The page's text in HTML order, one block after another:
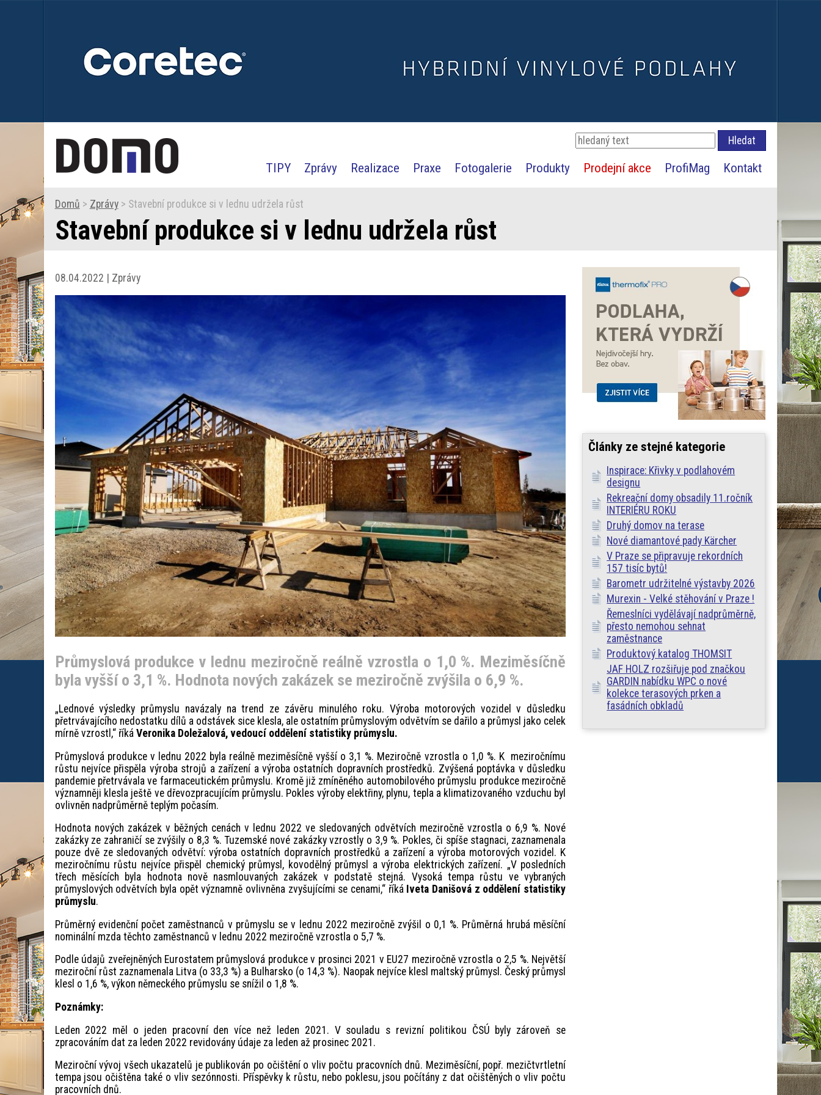
TIPY Zprávy Realizace Praxe Fotogalerie Produkty Prodejní akce ProfiMag Kontakt
Domů > Zprávy> Stavební produkce si v lednu udržela růst
Stavební produkce si v lednu udržela růst
Články ze stejné kategorie
Inspirace: Křivky v podlahovém
designu
Rekreační domy obsadily 11.ročník
INTERIÉRU ROKU
Druhý domov na terase
Nové diamantové pady Kärcher
V Praze se připravuje rekordních
157 tisíc bytů!
Barometr udržitelné výstavby 2026
Murexin - Velké stěhování v Praze !
Řemeslníci vydělávají nadprůměrně,
přesto nemohou sehnat
zaměstnance
Produktový katalog THOMSIT
JAF HOLZ rozšiřuje pod značkou
GARDIN nabídku WPC o nové
kolekce terasových prken a
fasádních obkladů
08.04.2022 | Zprávy
Průmyslová produkce v lednu meziročně reálně vzrostla o 1,0 %. Meziměsíčně
byla vyšší o 3,1 %. Hodnota nových zakázek se meziročně zvýšila o 6,9 %.
„Lednové výsledky průmyslu navázaly na trend ze závěru minulého roku. Výroba motorových vozidel v důsledku
přetrvávajícího nedostatku dílů a odstávek sice klesla, ale ostatním průmyslovým odvětvím se dařilo a průmysl jako celek
mírně vzrostl,“ říká Veronika Doležalová, vedoucí oddělení statistiky průmyslu.
Průmyslová produkce v lednu 2022 byla reálně meziměsíčně vyšší o 3,1 %. Meziročně vzrostla o 1,0 %. K meziročnímu
růstu nejvíce přispěla výroba strojů a zařízení a výroba ostatních dopravních prostředků. Zvýšená poptávka v důsledku
pandemie přetrvávala ve farmaceutickém průmyslu. Kromě již zmíněného automobilového průmyslu produkce meziročně
významněji klesla ještě ve dřevozpracujícím průmyslu. Pokles výroby elektřiny, plynu, tepla a klimatizovaného vzduchu byl
ovlivněn nadprůměrně teplým počasím.
Hodnota nových zakázek v běžných cenách v lednu 2022 ve sledovaných odvětvích meziročně vzrostla o 6,9 %. Nové
zakázky ze zahraničí se zvýšily o 8,3 %. Tuzemské nové zakázky vzrostly o 3,9 %. Pokles, či spíše stagnaci, zaznamenala
pouze dvě ze sledovaných odvětví: výroba ostatních dopravních prostředků a zařízení a výroba motorových vozidel. K
meziročnímu růstu nejvíce přispěl chemický průmysl, kovodělný průmysl a výroba elektrických zařízení. „V posledních
třech měsících byla hodnota nově nasmlouvaných zakázek v podstatě stejná. Vysoká tempa růstu ve vybraných
průmyslových odvětvích byla opět významně ovlivněna zvyšujícími se cenami,“ říká Iveta Danišová z oddělení statistiky
průmyslu.
Průměrný evidenční počet zaměstnanců v průmyslu se v lednu 2022 meziročně zvýšil o 0,1 %. Průměrná hrubá měsíční
nominální mzda těchto zaměstnanců v lednu 2022 meziročně vzrostla o 5,7 %.
Podle údajů zveřejněných Eurostatem průmyslová produkce v prosinci 2021 v EU27 meziročně vzrostla o 2,5 %. Největší
meziroční růst zaznamenala Litva (o 33,3 %) a Bulharsko (o 14,3 %). Naopak nejvíce klesl maltský průmysl. Český průmysl
klesl o 1,6 %, výkon německého průmyslu se snížil o 1,8 %.
Poznámky:
Leden 2022 měl o jeden pracovní den více než leden 2021. V souladu s revizní politikou ČSÚ byly zároveň se
zpracováním dat za leden 2022 revidovány údaje za leden až prosinec 2021.
Meziroční vývoj všech ukazatelů je publikován po očištění o vliv počtu pracovních dnů. Meziměsíční, popř. mezičtvrtletní
tempa jsou očištěna také o vliv sezónnosti. Příspěvky k růstu, nebo poklesu, jsou počítány z dat očištěných o vliv počtu
pracovních dnů.